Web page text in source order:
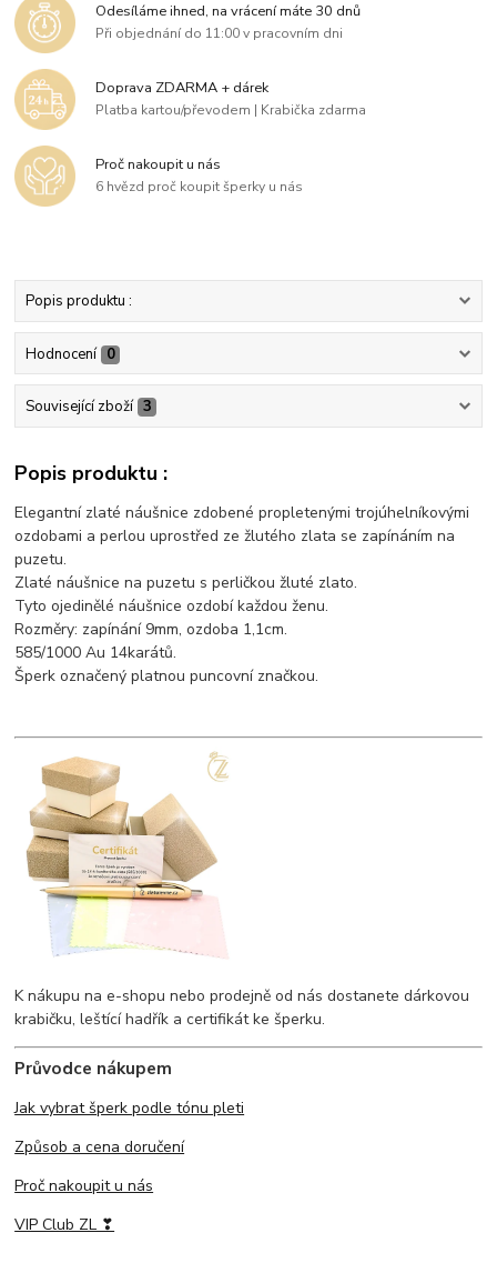
Odesíláme ihned, na vrácení máte 30 dnů
Při objednání do 11:00 v pracovním dni
Doprava ZDARMA + dárek
Platba kartou/převodem | Krabička zdarma
Proč nakoupit u nás
6 hvězd proč koupit šperky u nás
Popis produktu :
Hodnocení 0
Související zboží 3
Popis produktu :
Elegantní zlaté náušnice zdobené propletenými trojúhelníkovými
ozdobami a perlou uprostřed ze žlutého zlata se zapínáním na
puzetu.
Zlaté náušnice na puzetu s perličkou žluté zlato.
Tyto ojedinělé náušnice ozdobí každou ženu.
Rozměry: zapínání 9mm, ozdoba 1,1cm.
585/1000 Au 14karátů.
Šperk označený platnou puncovní značkou.
K nákupu na e-shopu nebo prodejně od nás dostanete dárkovou
krabičku, leštící hadřík a certifikát ke šperku.
Průvodce nákupem
Jak vybrat šperk podle tónu pleti
Způsob a cena doručení
Proč nakoupit u nás
VIP Club ZL ❣